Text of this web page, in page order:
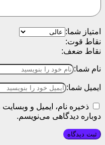
امتیاز شما:
نقاط قوت:
نقاط ضعف:
نام شما:
ایمیل شما:
ذخیره نام، ایمیل و
دوباره دیدگاهی می‌نویسم.